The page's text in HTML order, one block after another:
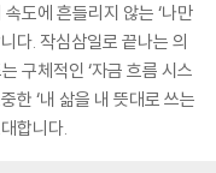
도에 흔들리지 않는 ‘나만
다. 작심삼일로 끝나는 의
구체적인 ‘자금 흐름 시스
한 ‘내 삶을 내 뜻대로 쓰는
합니다.